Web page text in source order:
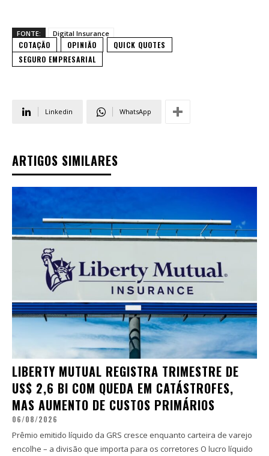
FONTE: Digital Insurance
COTAÇÃO OPINIÃO
QUICK QUOTES
SEGURO EMPRESARIAL
Linkedin WhatsApp
ARTIGOS SIMILARES
LIBERTY MUTUAL REGISTRA TRIMESTRE DE
US$ 2,6 BI COM QUEDA EM CATÁSTROFES,
MAS AUMENTO DE CUSTOS PRIMÁRIOS
06/08/2026
Prêmio emitido líquido da GRS cresce enquanto carteira de varejo
encolhe – a divisão que importa para os corretores O lucro líquido